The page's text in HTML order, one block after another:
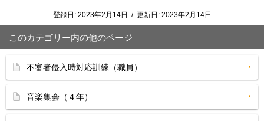
登録日: 2023年2月14日 / 更新日: 2023年2月14日
このカテゴリー内の他のページ
不審者侵入時対応訓練（職員）
音楽集会（４年）